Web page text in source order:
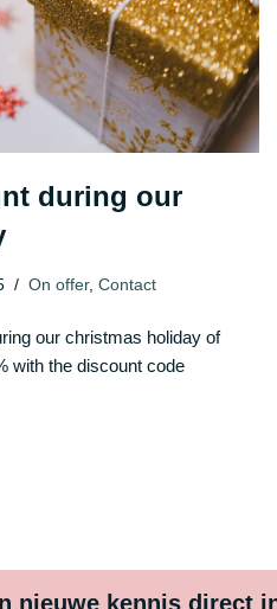
during our
On offer, Contact
our christmas holiday of
with the discount code
nieuwe kennis direct